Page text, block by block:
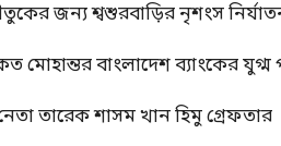
জন্য শ্বশুরবাড়ির নৃশংস
মোহান্তর বাংলাদেশ ব্যাংকের
তারেক শাসম খান হিমু গ্রেফতার